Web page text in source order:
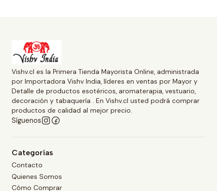
Vishv.cl es la Primera Tienda Mayorista Online, administrada
por Importadora Vishv India, líderes en ventas por Mayor y
Detalle de productos esotéricos, aromaterapia, vestuario,
decoración y tabaquería . En Vishv.cl usted podrá comprar
productos de calidad al mejor precio.
Síguenos
Categorías
Contacto
Quienes Somos
Cómo Comprar